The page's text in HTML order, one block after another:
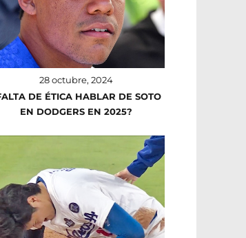
28 octubre, 2024
DE ÉTICA HABLAR DE SOTO
EN DODGERS EN 2025?